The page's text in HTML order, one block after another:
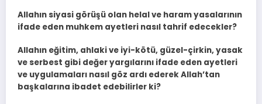
Allahın siyasi görüşü olan helal ve haram yasalarının
ifade eden muhkem ayetleri nasıl tahrif edecekler?
Allahın eğitim, ahlaki ve iyi-kötü, güzel-çirkin, yasak
ve serbest gibi değer yargılarını ifade eden ayetleri
ve uygulamaları nasıl göz ardı ederek Allah’tan
başkalarına ibadet edebilirler ki?